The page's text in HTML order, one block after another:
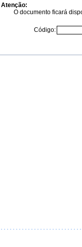
Atenção:
O documento ficará
Código: